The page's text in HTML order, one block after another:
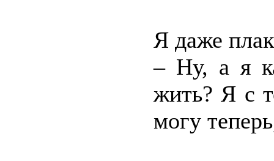
Я даже
– Ну, а я
жить? Я с
могу